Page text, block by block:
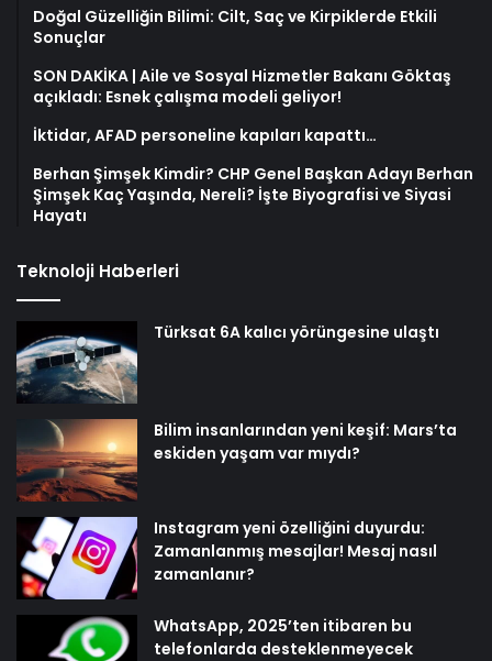
Doğal Güzelliğin Bilimi: Cilt, Saç ve Kirpiklerde Etkili
Sonuçlar
SON DAKİKA | Aile ve Sosyal Hizmetler Bakanı Göktaş
açıkladı: Esnek çalışma modeli geliyor!
İktidar, AFAD personeline kapıları kapattı…
Berhan Şimşek Kimdir? CHP Genel Başkan Adayı Berhan
Şimşek Kaç Yaşında, Nereli? İşte Biyografisi ve Siyasi
Hayatı
Teknoloji Haberleri
Türksat 6A kalıcı yörüngesine ulaştı
Bilim insanlarından yeni keşif: Mars’ta
eskiden yaşam var mıydı?
Instagram yeni özelliğini duyurdu:
Zamanlanmış mesajlar! Mesaj nasıl
zamanlanır?
WhatsApp, 2025’ten itibaren bu
telefonlarda desteklenmeyecek